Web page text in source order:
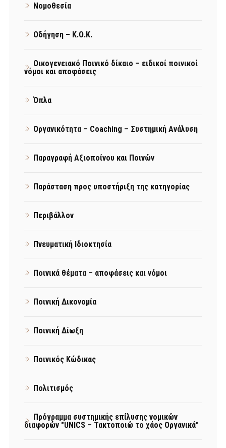
Νομοθεσία
Οδήγηση – Κ.Ο.Κ.
Οικογενειακό Ποινικό δίκαιο – ειδικοί ποινικοί
νόμοι και αποφάσεις
Όπλα
Οργανικότητα – Coaching – Συστημική Ανάλυση
Παραγραφή Αξιοποίνου και Ποινών
Παράσταση προς υποστήριξη της κατηγορίας
Περιβάλλον
Πνευματική Ιδιοκτησία
Ποινικά θέματα – αποφάσεις και νόμοι
Ποινική Δικονομία
Ποινική Δίωξη
Ποινικός Κώδικας
Πολιτισμός
Πρόγραμμα συστημικής επίλυσης νομικών
διαφορών "UNICS – Τακτοποιώ το χάος Οργανικά"